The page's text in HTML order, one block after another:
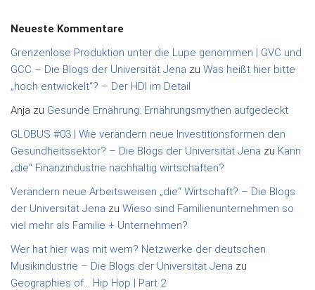
Neueste Kommentare
Grenzenlose Produktion unter die Lupe genommen | GVC und
GCC – Die Blogs der Universität Jena zu Was heißt hier bitte
„hoch entwickelt“? – Der HDI im Detail
Anja zu Gesunde Ernährung: Ernährungsmythen aufgedeckt
GLOBUS #03 | Wie verändern neue Investitionsformen den
Gesundheitssektor? – Die Blogs der Universität Jena zu Kann
„die“ Finanzindustrie nachhaltig wirtschaften?
Verändern neue Arbeitsweisen „die“ Wirtschaft? – Die Blogs
der Universität Jena zu Wieso sind Familienunternehmen so
viel mehr als Familie + Unternehmen?
Wer hat hier was mit wem? Netzwerke der deutschen
Musikindustrie – Die Blogs der Universität Jena zu
Geographies of… Hip Hop | Part 2